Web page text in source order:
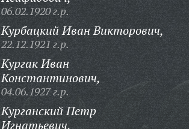
06.02.1920 г.р.
Курбацкий Иван Викторович,
22.12.1921 г.р.
Кургак Иван
Константинович,
04.06.1927 г.р.
Курганский Петр
Игнатьевич,